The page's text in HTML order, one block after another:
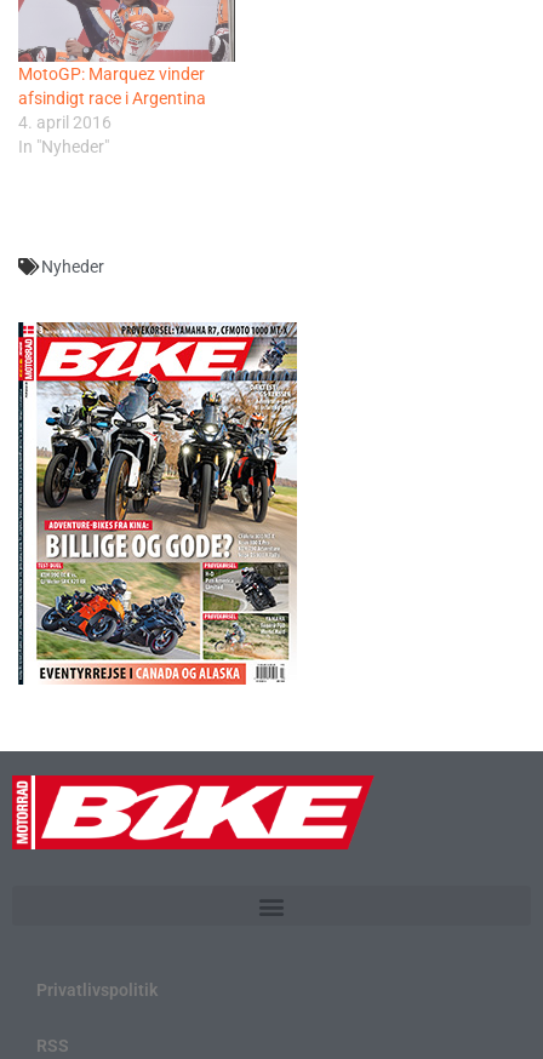
MotoGP: Marquez vinder
afsindigt race i Argentina
4. april 2016
In "Nyheder"
Nyheder
Privatlivspolitik
RSS